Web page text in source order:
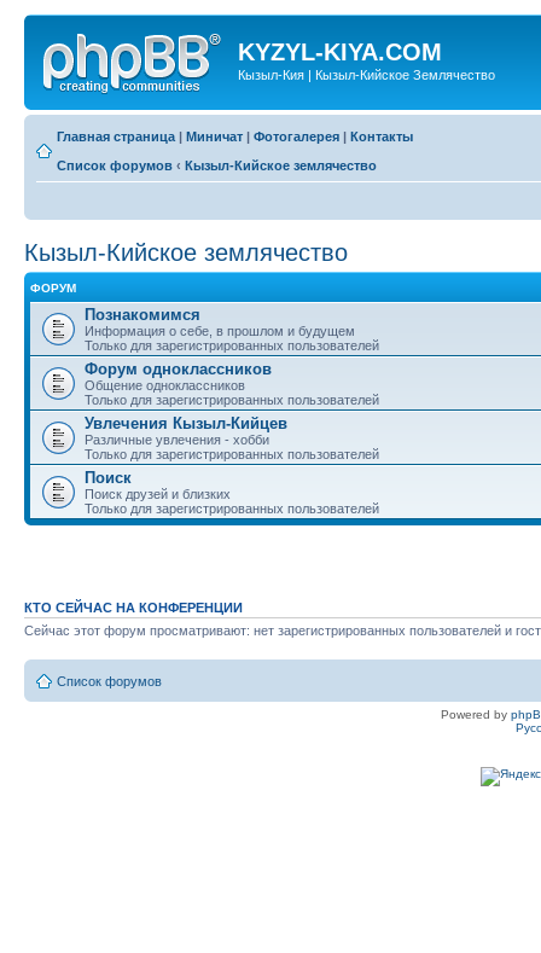
KYZYL-KIYA.COM
Кызыл-Кия | Кызыл-Кийское Землячество
Главная страница | Миничат | Фотогалерея | Контакты
Список форумов ‹ Кызыл-Кийское землячество
Кызыл-Кийское землячество
ФОРУМ
Познакомимся
Информация о себе, в прошлом и будущем
Только для зарегистрированных пользователей
Форум одноклассников
Общение одноклассников
Только для зарегистрированных пользователей
Увлечения Кызыл-Кийцев
Различные увлечения - хобби
Только для зарегистрированных пользователей
Поиск
Поиск друзей и близких
Только для зарегистрированных пользователей
КТО СЕЙЧАС НА КОНФЕРЕНЦИИ
Сейчас этот форум просматривают: нет зарегистрированных пользователей и
Список форумов
Powered by